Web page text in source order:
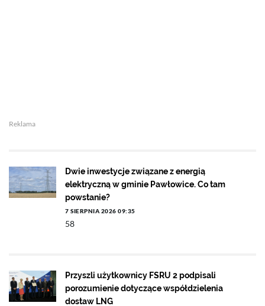
Reklama
Dwie inwestycje związane z energią
elektryczną w gminie Pawłowice. Co tam
powstanie?
7 SIERPNIA 2026 09:35
58
Przyszli użytkownicy FSRU 2 podpisali
porozumienie dotyczące współdzielenia
dostaw LNG